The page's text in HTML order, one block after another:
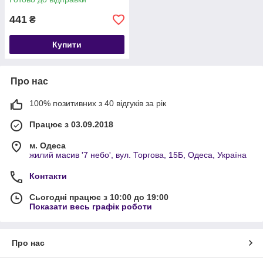
441 ₴
Купити
Про нас
100% позитивних з 40 відгуків за рік
Працює з 03.09.2018
м. Одеса
жилий масив '7 небо', вул. Торгова, 15Б, Одеса, Україна
Контакти
Сьогодні працює з 10:00 до 19:00
Показати весь графік роботи
Про нас